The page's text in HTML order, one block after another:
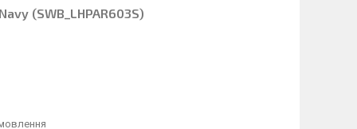
(SWB_LHPAR603S)